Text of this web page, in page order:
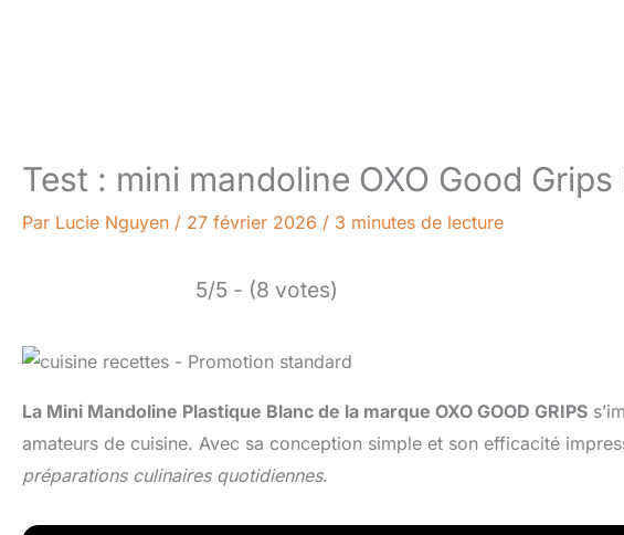
Test : mini mandoline OXO Good
Par Lucie Nguyen / 27 février 2026 / 3 minutes de lecture
5/5 - (8 votes)
La Mini Mandoline Plastique Blanc de la marque OXO GOOD GRIPS
amateurs de cuisine. Avec sa conception simple et son efficacité
préparations culinaires quotidiennes.